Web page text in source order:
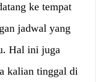
ke tempat
jadwal yang
Hal ini juga
kalian tinggal di